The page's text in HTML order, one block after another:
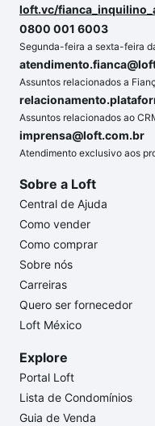
loft.vc/
0800 001 6003
Segunda-feira a sexta-feira
Assuntos relacionados a
Assuntos relacionados ao
imprensa@loft.com.br
Atendimento exclusivo aos
Sobre a Loft
Central de Ajuda
Como vender
Como comprar
Sobre nós
Carreiras
Quero ser fornecedor
Loft México
Explore
Portal Loft
Lista de Condomínios
Guia de Venda